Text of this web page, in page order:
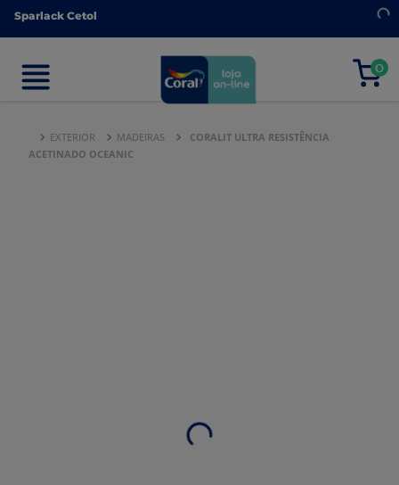
Sparlack Cetol
0
Sparlack Cetol
0
EXTERIOR MADEIRAS
CORALIT ULTRA RESISTÊNCIA
ACETINADO OCEANIC